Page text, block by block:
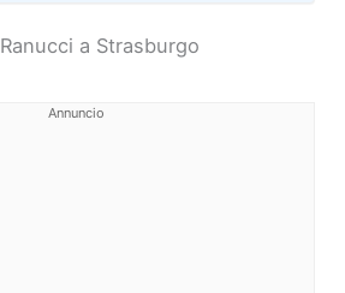
a Strasburgo
Annuncio